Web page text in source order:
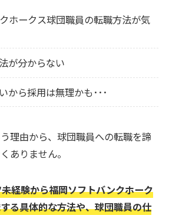
ホークス球団職員の転職方法が気
が分からない
から採用は無理かも･･･
理由から、球団職員への転職を諦
ありません。
経験から福岡ソフトバンクホーク
る具体的な方法や、球団職員の仕